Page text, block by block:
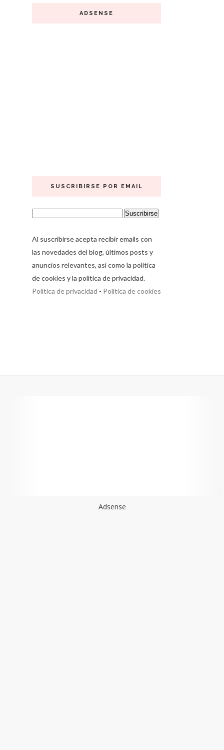
ADSENSE
SUSCRIBIRSE POR EMAIL
Al suscribirse acepta recibir emails con
las novedades del blog, últimos posts y
anuncios relevantes, así como la política
de cookies y la política de privacidad.
Política de privacidad - Política de cookies
Adsense